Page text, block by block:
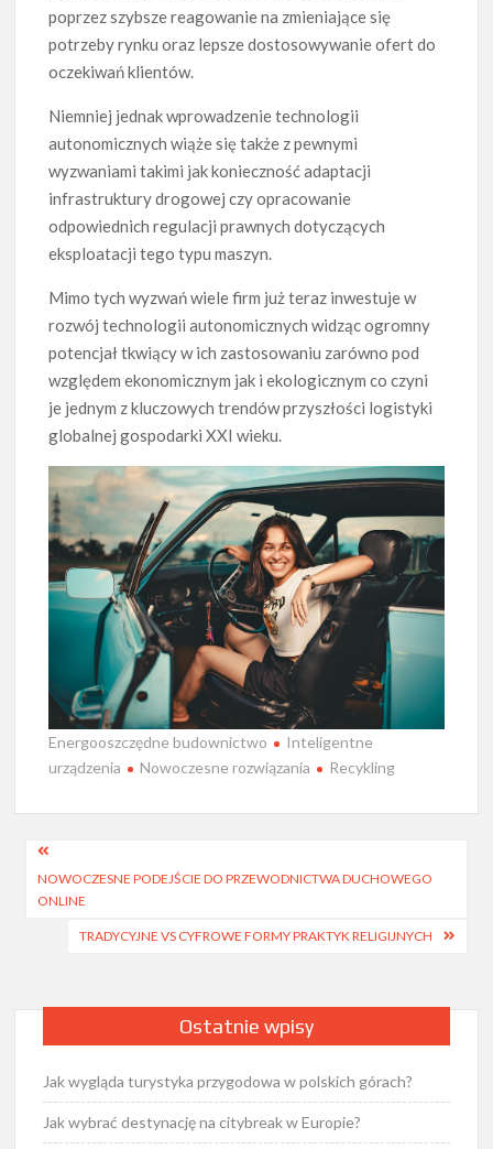
poprzez szybsze reagowanie na zmieniające się
potrzeby rynku oraz lepsze dostosowywanie ofert do
oczekiwań klientów.
Niemniej jednak wprowadzenie technologii
autonomicznych wiąże się także z pewnymi
wyzwaniami takimi jak konieczność adaptacji
infrastruktury drogowej czy opracowanie
odpowiednich regulacji prawnych dotyczących
eksploatacji tego typu maszyn.
Mimo tych wyzwań wiele firm już teraz inwestuje w
rozwój technologii autonomicznych widząc ogromny
potencjał tkwiący w ich zastosowaniu zarówno pod
względem ekonomicznym jak i ekologicznym co czyni
je jednym z kluczowych trendów przyszłości logistyki
globalnej gospodarki XXI wieku.
Energooszczędne budownictwo
Inteligentne
urządzenia
Nowoczesne rozwiązania Recykling
Nawigacja
wpisu
NOWOCZESNE PODEJŚCIE DO PRZEWODNICTWA DUCHOWEGO
ONLINE
TRADYCYJNE VS CYFROWE FORMY PRAKTYK RELIGIJNYCH
Ostatnie wpisy
Jak wygląda turystyka przygodowa w polskich górach?
Jak wybrać destynację na citybreak w Europie?